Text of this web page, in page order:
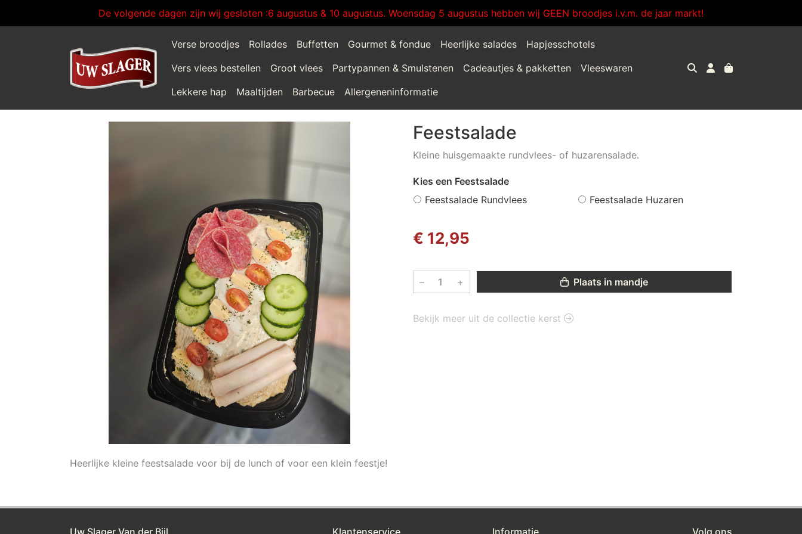
De volgende dagen zijn wij gesloten :6 augustus & 10 augustus. Woensdag 5 augustus hebben wij GEEN broodjes i.v.m. de jaar markt!
Verse broodjes Rollades Buffetten Gourmet & fondue Heerlijke salades
Hapjesschotels
Vers vlees bestellen
Groot vlees Partypannen & Smulstenen Cadeautjes & pakketten
Vleeswaren
Lekkere hap
Maaltijden Barbecue Allergeneninformatie
Heerlijke kleine feestsalade voor bij de lunch of voor een klein feestje!
Feestsalade
Kleine huisgemaakte rundvlees- of huzarensalade.
Kies een Feestsalade
Feestsalade Rundvlees
Feestsalade Huzaren
€ 12,95
– + Plaats in mandje
Bekijk meer uit de collectie kerst
Uw Slager Van der Bijl Klantenservice Informatie Volg ons